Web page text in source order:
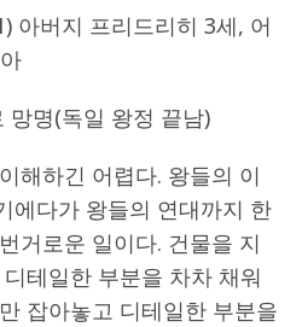
아버지 프리드리히 3세, 어
망명(독일 왕정 끝남)
해하긴 어렵다. 왕들의 이
에다가 왕들의 연대까지 한
거로운 일이다. 건물을 지
테일한 부분을 차차 채워
잡아놓고 디테일한 부분을